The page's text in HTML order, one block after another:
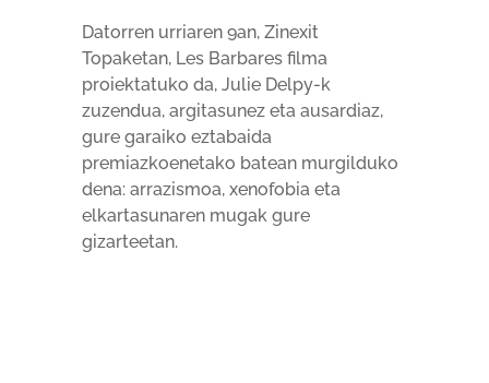
Datorren urriaren 9an, Zinexit
Topaketan, Les Barbares filma
proiektatuko da, Julie Delpy-k
zuzendua, argitasunez eta ausardiaz,
gure garaiko eztabaida
premiazkoenetako batean murgilduko
dena: arrazismoa, xenofobia eta
elkartasunaren mugak gure
gizarteetan.